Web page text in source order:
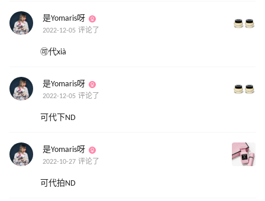
是Yomaris呀
2022-12-05 评论了
🉑️代xià
是Yomaris呀
2022-12-05 评论了
可代下ND
是Yomaris呀
2022-10-27 评论了
可代拍ND